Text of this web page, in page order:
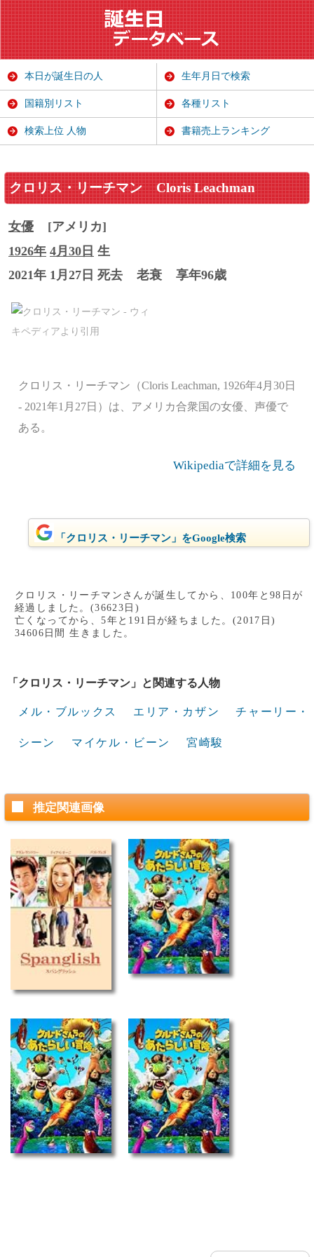
クロリス・リーチマン Cloris Leachman
女優
[アメリカ]
1926年 4月30日 生
2021年 1月27日 死去
老衰 享年96歳
クロリス・リーチマン（Cloris Leachman, 1926年4月30日
- 2021年1月27日）は、アメリカ合衆国の女優、声優で
ある。
Wikipediaで詳細を見る
「クロリス・リーチマン」をGoogle検索
クロリス・リーチマンさんが誕生してから、100年と98日が
経過しました。(36623日)
亡くなってから、5年と191日が経ちました。(2017日)
34606日間 生きました。
「クロリス・リーチマン」と関連する人物
メル・ブルックス エリア・カザン チャーリー・
シーン マイケル・ビーン 宮崎駿
推定関連画像
本日が誕生日の人 生年月日で検索
国籍別リスト 各種リスト
検索上位 人物 書籍売上ランキング